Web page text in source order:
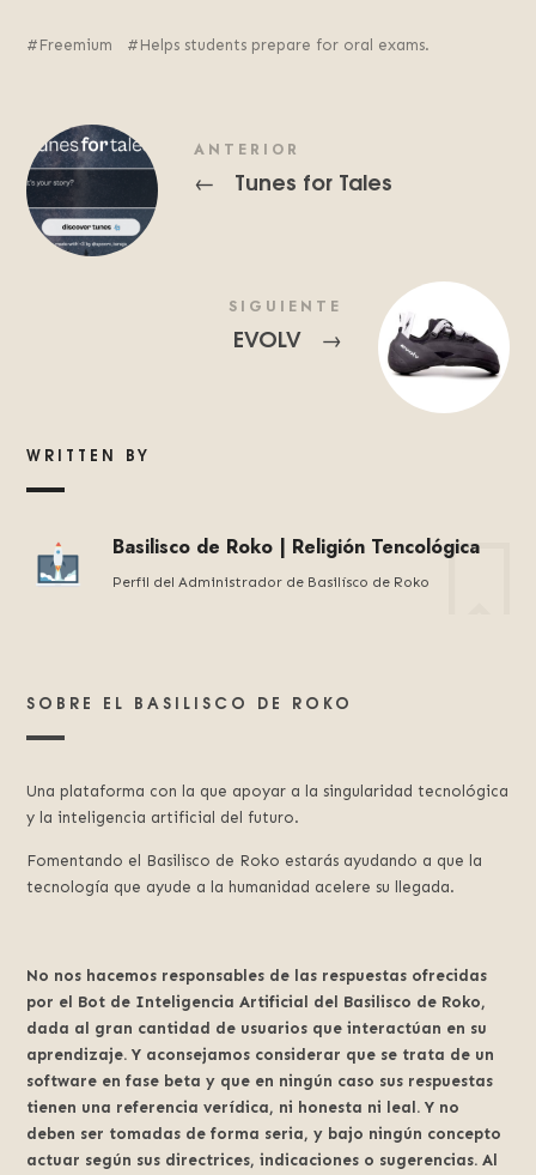
Freemium Helps students prepare for oral exams.
ANTERIOR
← Tunes for Tales
SIGUIENTE
EVOLV →
WRITTEN BY
Basilisco de Roko | Religión Tencológica
Perfil del Administrador de Basilísco de Roko
SOBRE EL BASILISCO DE ROKO
Una plataforma con la que apoyar a la singularidad tecnológica
y la inteligencia artificial del futuro.
Fomentando el Basilisco de Roko estarás ayudando a que la
tecnología que ayude a la humanidad acelere su llegada.
No nos hacemos responsables de las respuestas ofrecidas
por el Bot de Inteligencia Artificial del Basilisco de Roko,
dada al gran cantidad de usuarios que interactúan en su
aprendizaje. Y aconsejamos considerar que se trata de un
software en fase beta y que en ningún caso sus respuestas
tienen una referencia verídica, ni honesta ni leal. Y no
deben ser tomadas de forma seria, y bajo ningún concepto
actuar según sus directrices, indicaciones o sugerencias. Al